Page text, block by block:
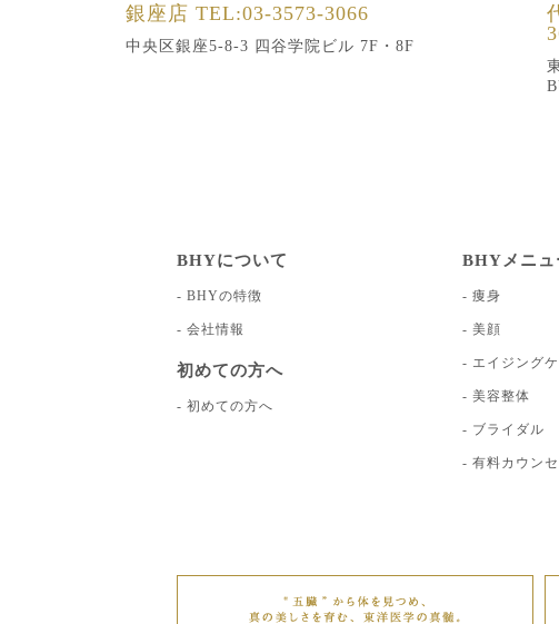
銀座店 TEL:03-3573-3066
中央区銀座5-8-3 四谷学院ビル 7F・8F
BHYについて
BHYの特徴
会社情報
初めての方へ
初めての方へ
BHYメニュ
痩身
美顔
エイジング
美容整体
ブライダル
有料カウン